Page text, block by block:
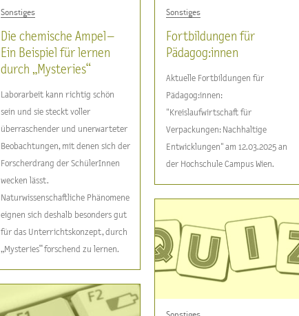
Sonstiges
Die chemische Ampel –
Ein Beispiel für lernen
durch „Mysteries“
Laborarbeit kann richtig schön
sein und sie steckt voller
überraschender und unerwarteter
Beobachtungen, mit denen sich der
Forscherdrang der SchülerInnen
wecken lässt.
Naturwissenschaftliche Phänomene
eignen sich deshalb besonders gut
für das Unterrichtskonzept, durch
„Mysteries“ forschend zu lernen.
Sonstiges
Fortbildungen für
Pädagog:innen
Aktuelle Fortbildungen für
Pädagog:innen:
"Kreislaufwirtschaft für
Verpackungen: Nachhaltige
Entwicklungen" am 12.03.2025 an
der Hochschule Campus Wien.